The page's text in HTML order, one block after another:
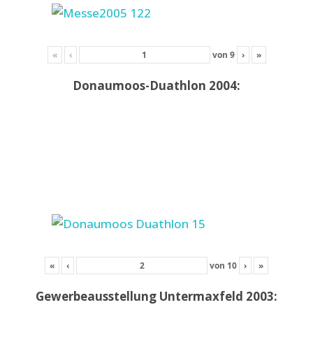
« ‹ von 9 › »
Donaumoos-Duathlon 2004:
« ‹ von 10 › »
Gewerbeausstellung Untermaxfeld 2003: